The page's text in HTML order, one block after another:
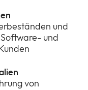
und
und
von